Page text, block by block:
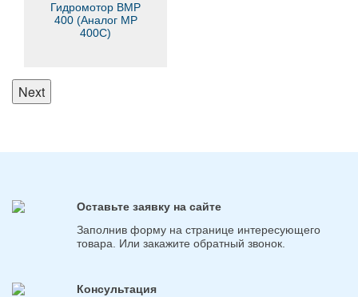
Гидромотор ВМР
400 (Аналог MP
400C)
Next
Оставьте заявку на сайте
Заполнив форму на странице интересующего
товара. Или закажите обратный звонок.
Консультация